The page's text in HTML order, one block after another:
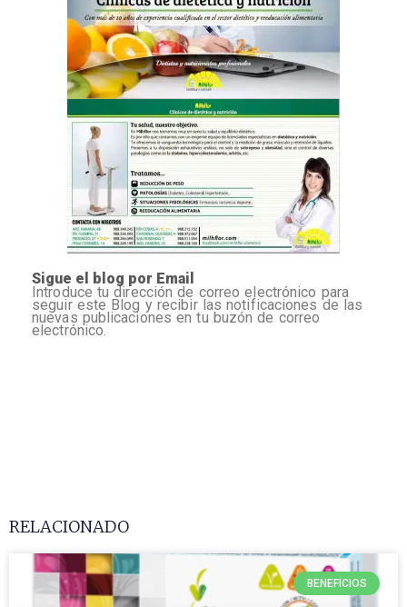
Sigue el blog por Email
Introduce tu dirección de correo electrónico para
seguir este Blog y recibir las notificaciones de las
nuevas publicaciones en tu buzón de correo
electrónico.
RELACIONADO
BENEFICIOS